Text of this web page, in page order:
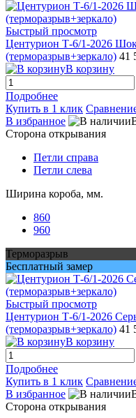
Быстрый просмотр
Центурион Т-6/1-2026
(терморазрыв+зеркало) 41
В корзину
Подробнее
Купить в 1 клик
В избранное
Сторона открывания
Петли справа
Петли слева
Ширина короба, мм.
860
960
Терморазрыв
Бесплатный замер
Быстрый просмотр
Центурион Т-6/1-2026
(терморазрыв+зеркало) 41
В корзину
Подробнее
Купить в 1 клик
В избранное
Сторона открывания